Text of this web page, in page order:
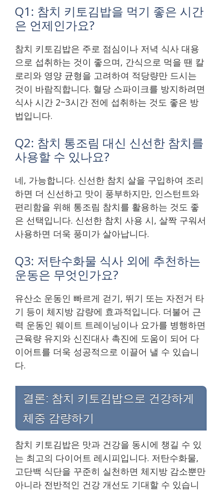
Q1: 참치 키토김밥을 먹기 좋은 시간
은 언제인가요?
참치 키토김밥은 주로 점심이나 저녁 식사 대용
으로 섭취하는 것이 좋으며, 간식으로 먹을 땐 칼
로리와 영양 균형을 고려하여 적당량만 드시는
것이 바람직합니다. 혈당 스파이크를 방지하려면
식사 시간 2~3시간 전에 섭취하는 것도 좋은 방
법입니다.
Q2: 참치 통조림 대신 신선한 참치를
사용할 수 있나요?
네, 가능합니다. 신선한 참치 살을 구입하여 조리
하면 더 신선하고 맛이 풍부하지만, 인스턴트와
편리함을 위해 통조림 참치를 활용하는 것도 좋
은 선택입니다. 신선한 참치 사용 시, 살짝 구워서
사용하면 더욱 풍미가 살아납니다.
Q3: 저탄수화물 식사 외에 추천하는
운동은 무엇인가요?
유산소 운동인 빠르게 걷기, 뛰기 또는 자전거 타
기 등이 체지방 감량에 효과적입니다. 더불어 근
력 운동인 웨이트 트레이닝이나 요가를 병행하면
근육량 유지와 신진대사 촉진에 도움이 되어 다
이어트를 더욱 성공적으로 이끌어 낼 수 있습니
다.
결론: 참치 키토김밥으로 건강하게
체중 감량하기
참치 키토김밥은 맛과 건강을 동시에 챙길 수 있
는 최고의 다이어트 레시피입니다. 저탄수화물,
고단백 식단을 꾸준히 실천하면 체지방 감소뿐만
아니라 전반적인 건강 개선도 기대할 수 있습니